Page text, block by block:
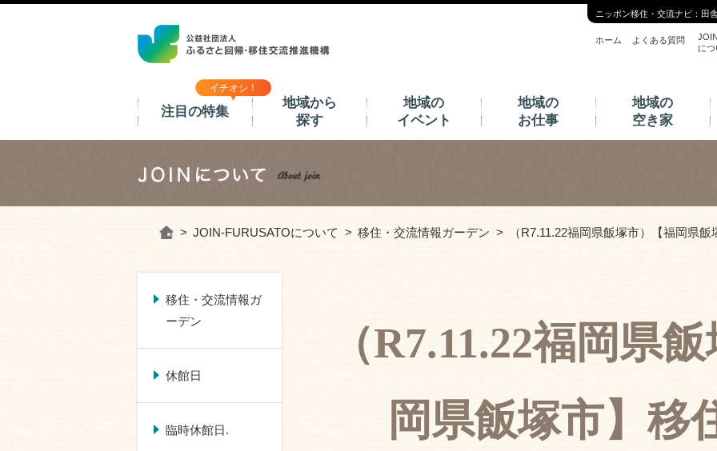
ニッポン移住・交流ナビ：田
ホーム よくある質問
に
イチオシ！
注目の特集
地域から
探す
地域の
イベント
地域の
お仕事
地域の
空き家
ホーム JOIN-FURUSATOについて 移住・交流情報ガーデン （R7.11.22福岡県飯塚市）【福岡県
移住・交流情報ガ
ーデン
休館日
臨時休館日.
（R7.11.22福岡県
岡県飯塚市】移